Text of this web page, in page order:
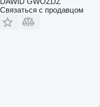
Связаться с продавцом